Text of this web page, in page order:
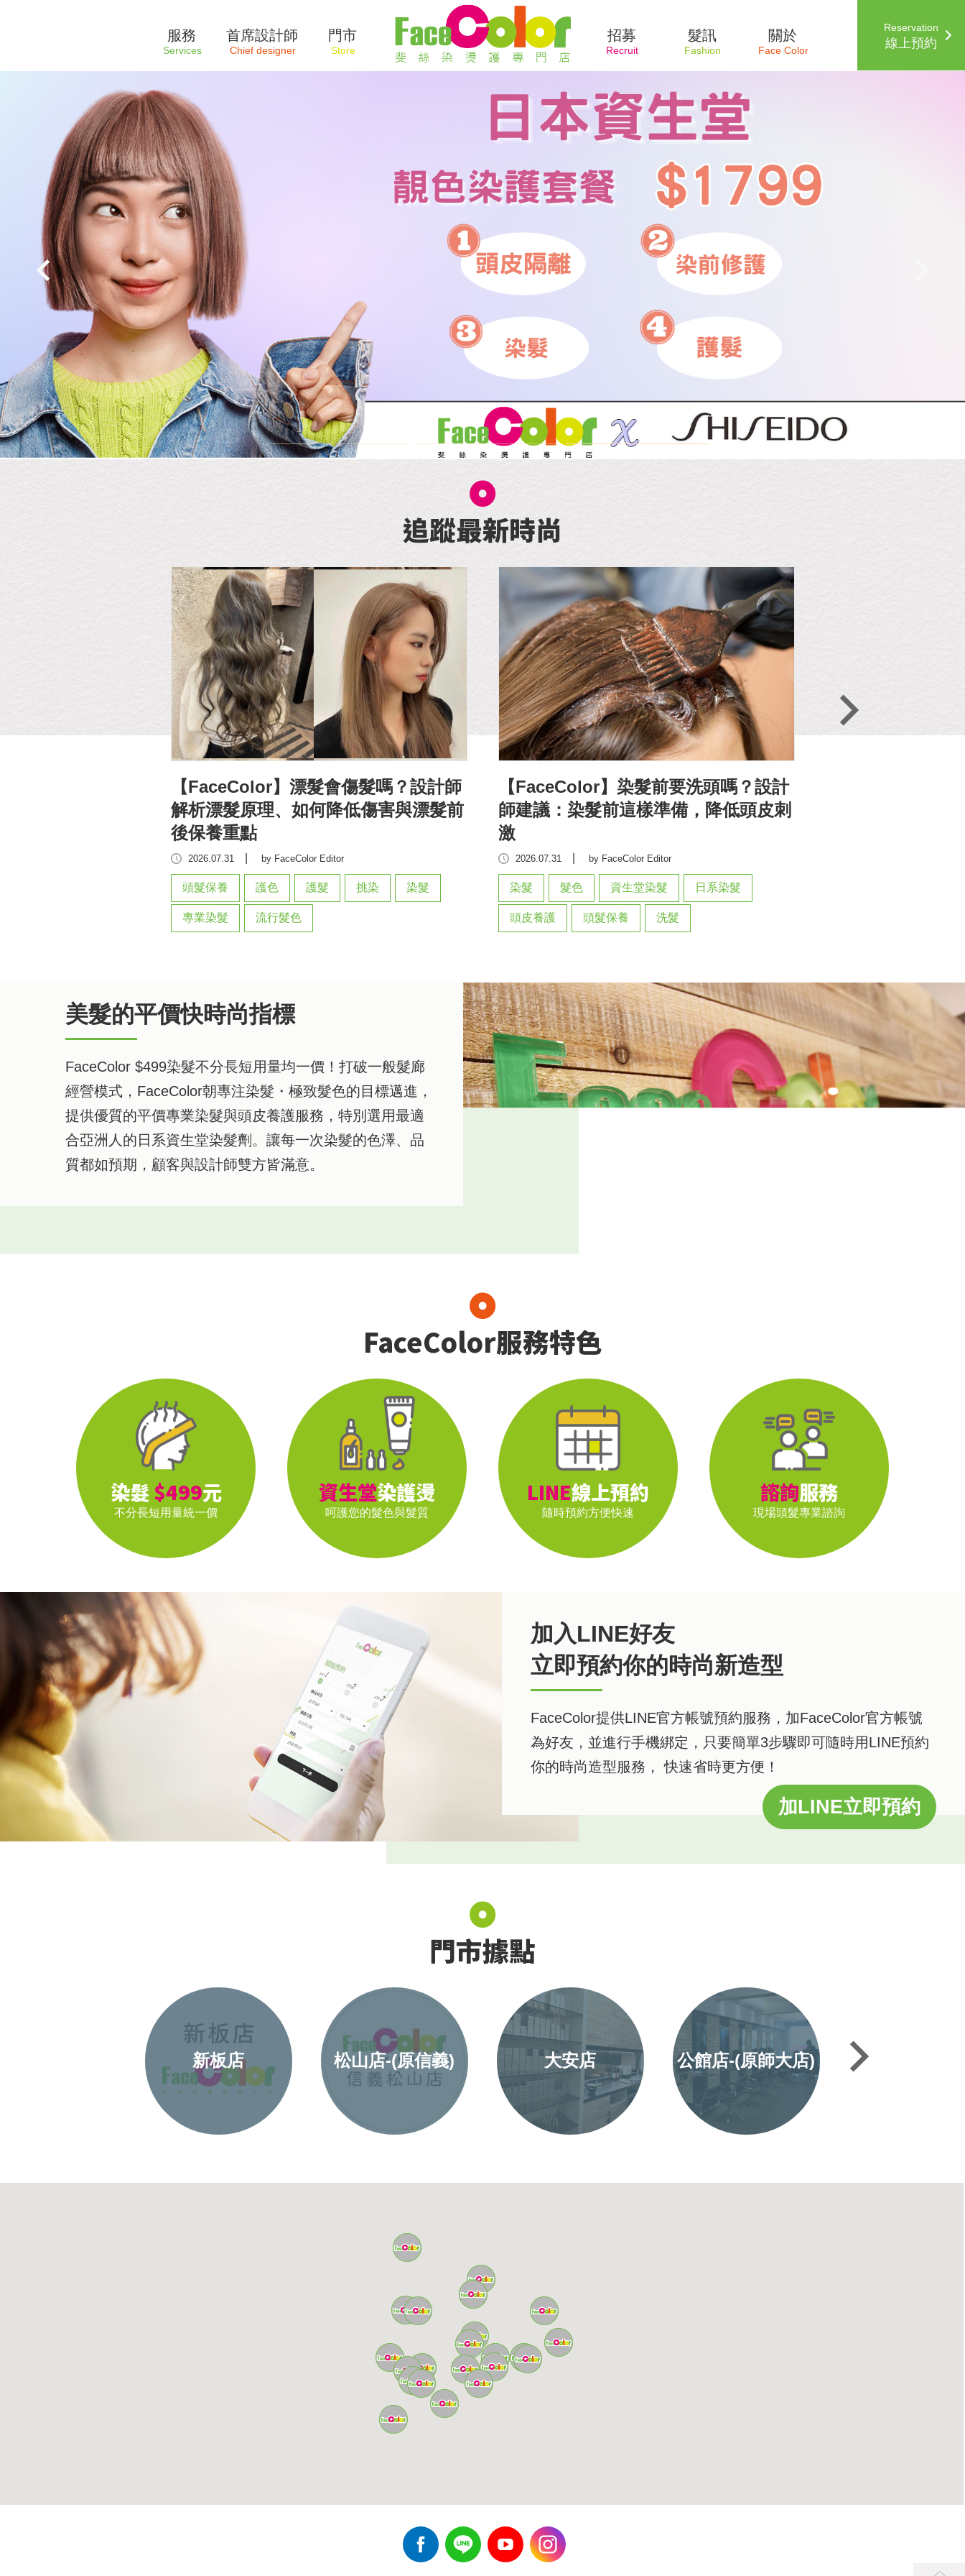
服務 首席設計師 門市 招募 髮訊 關於 Reservation
線上預約
追蹤最新時尚
【FaceColor】漂髮會傷髮嗎？設計師
解析漂髮原理、如何降低傷害與漂髮前
後保養重點
2026.07.31 by FaceColor Editor
頭髮保養 護色 護髮 挑染 染髮
專業染髮 流行髮色
【FaceColor】染髮前要洗頭嗎？設計
師建議：染髮前這樣準備，降低頭皮刺
激
2026.07.31 by FaceColor Editor
染髮 髮色 資生堂染髮 日系染髮
頭皮養護 頭髮保養 洗髮
美髮的平價快時尚指標
FaceColor $499染髮不分長短用量均一價！打破一般髮廊
經營模式，FaceColor朝專注染髮・極致髮色的目標邁進，
提供優質的平價專業染髮與頭皮養護服務，特別選用最適
合亞洲人的日系資生堂染髮劑。讓每一次染髮的色澤、品
質都如預期，顧客與設計師雙方皆滿意。
FaceColor服務特色
染髮$499元
不分長短用量統一價
資生堂染護燙
呵護您的髮色與髮質
LINE線上預約
隨時預約方便快速
諮詢服務
現場頭髮專業諮詢
加入LINE好友
立即預約你的時尚新造型
FaceColor提供LINE官方帳號預約服務，加FaceColor官方帳號
為好友，並進行手機綁定，只要簡單3步驟即可隨時用LINE預約
你的時尚造型服務， 快速省時更方便！
加LINE立即預約
門市據點
新板店 松山店-(原信義) 大安店 公館店-(原師大店)